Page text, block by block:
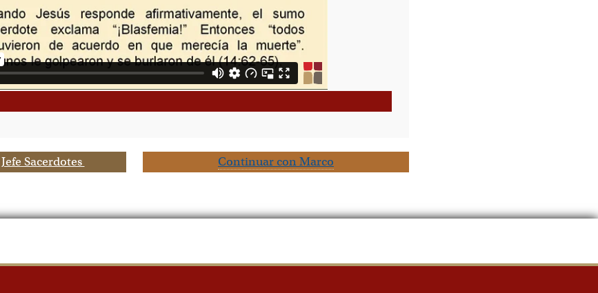
Sacerdotes Continuar con Marco